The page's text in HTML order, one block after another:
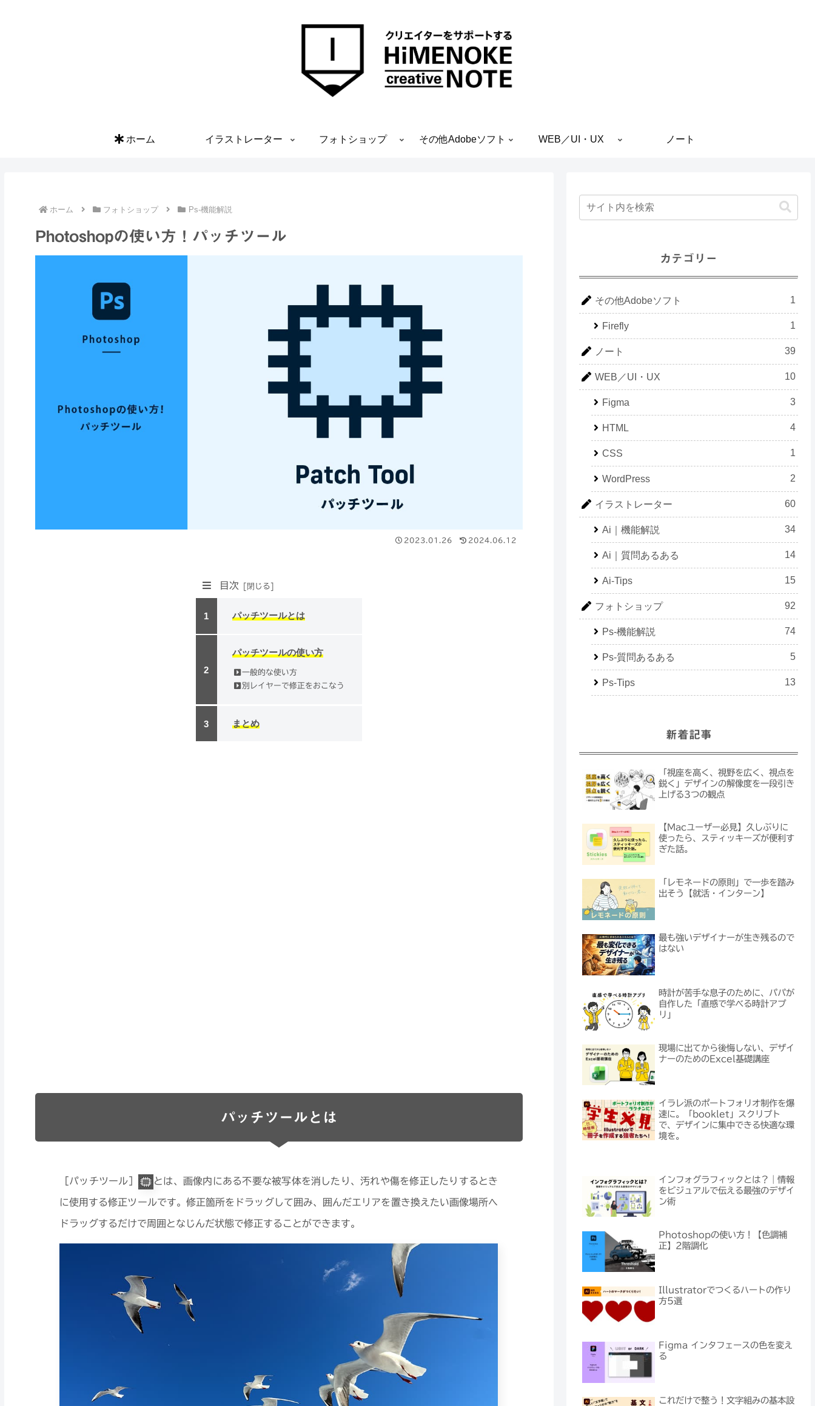
ホーム イラストレーター フォトショップ その他Adobeソフト WEB／UI・UX ノート
ホーム フォトショップ Ps-機能解説
Photoshopの使い方！パッチツール
2023.01.26 2024.06.12
目次
パッチツールとは
パッチツールの使い方
一般的な使い方
別レイヤーで修正をおこなう
まとめ
パッチツールとは
［パッチツール］ とは、画像内にある不要な被写体を消したり、汚れや傷を修正したりするとき
に使用する修正ツールです。修正箇所をドラッグして囲み、囲んだエリアを置き換えたい画像場所へ
ドラッグするだけで周囲となじんだ状態で修正することができます。
カテゴリー
その他Adobeソフト 1
Firefly 1
ノート 39
WEB／UI・UX 10
Figma 3
HTML 4
CSS 1
WordPress 2
イラストレーター 60
Ai｜機能解説 34
Ai｜質問あるある 14
Ai-Tips 15
フォトショップ 92
Ps-機能解説 74
Ps-質問あるある 5
Ps-Tips 13
新着記事
「視座を高く、視野を広く、視点を
鋭く」デザインの解像度を一段引き
上げる3つの観点
【Macユーザー必見】久しぶりに
使ったら、スティッキーズが便利す
ぎた話。
「レモネードの原則」で一歩を踏み
出そう【就活・インターン】
最も強いデザイナーが生き残るので
はない
時計が苦手な息子のために、パパが
自作した「直感で学べる時計アプ
リ」
現場に出てから後悔しない、デザイ
ナーのためのExcel基礎講座
イラレ派のポートフォリオ制作を爆
速に。「booklet」スクリプト
で、デザインに集中できる快適な環
境を。
インフォグラフィックとは？｜情報
をビジュアルで伝える最強のデザイ
ン術
Photoshopの使い方！【色調補
正】2階調化
Illustratorでつくるハートの作り
方5選
Figma インタフェースの色を変え
る
これだけで整う！文字組みの基本設